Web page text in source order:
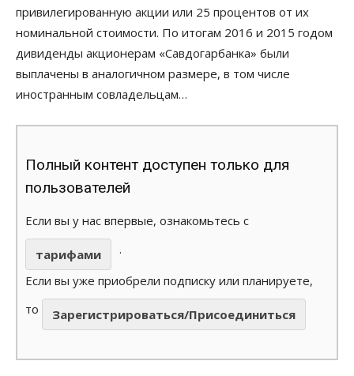
привилегированную акции или 25 процентов от их
номинальной стоимости. По итогам 2016 и 2015 годом
дивиденды акционерам «Савдогарбанка» были
выплачены в аналогичном размере, в том числе
иностранным совладельцам…
Полный контент доступен только для
пользователей
Если вы у нас впервые, ознакомьтесь с
тарифами
.
Если вы уже приобрели подписку или планируете,
то
Зарегистрироваться/Присоединиться